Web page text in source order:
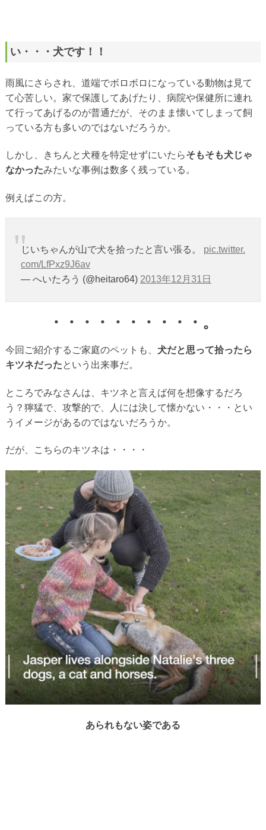
い・・・犬です！！
雨風にさらされ、道端でボロボロになっている動物は見て
て心苦しい。家で保護してあげたり、病院や保健所に連れ
て行ってあげるのが普通だが、そのまま懐いてしまって飼
っている方も多いのではないだろうか。
しかし、きちんと犬種を特定せずにいたらそもそも犬じゃ
なかったみたいな事例は数多く残っている。
例えばこの方。
じいちゃんが山で犬を拾ったと言い張る。 pic.twitter.
com/LfPxz9J6av
— へいたろう (@heitaro64) 2013年12月31日
・・・・・・・・・・。
今回ご紹介するご家庭のペットも、 犬だと思って拾ったら
キツネだったという出来事だ。
ところでみなさんは、キツネと言えば何を想像するだろ
う？獰猛で、攻撃的で、人には決して懐かない・・・とい
うイメージがあるのではないだろうか。
だが、こちらのキツネは・・・・
あられもない姿である